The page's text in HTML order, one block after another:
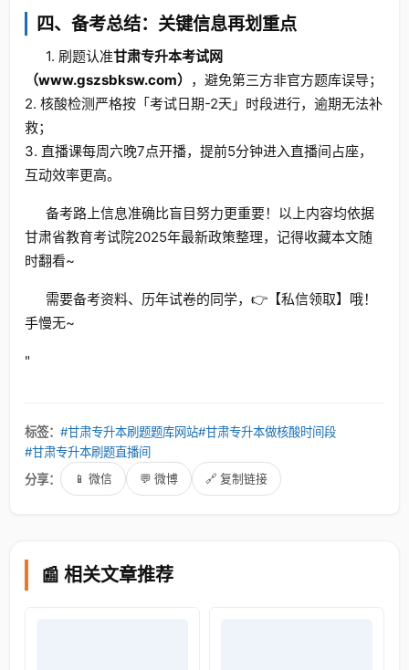
四、备考总结：关键信息再划重点
1. 刷题认准甘肃专升本考试网
（www.gszsbksw.com） ，避免第三方非官方题库误导；
2. 核酸检测严格按「考试日期-2天」时段进行，逾期无法补
救；
3. 直播课每周六晚7点开播，提前5分钟进入直播间占座，
互动效率更高。
备考路上信息准确比盲目努力更重要！以上内容均依据
甘肃省教育考试院2025年最新政策整理，记得收藏本文随
时翻看~
需要备考资料、历年试卷的同学，👉【私信领取】哦！
手慢无~
"
标签： #甘肃专升本刷题题库网站#甘肃专升本做核酸时间段
#甘肃专升本刷题直播间
分享：
📱 微信 💬 微博 🔗 复制链接
📰 相关文章推荐